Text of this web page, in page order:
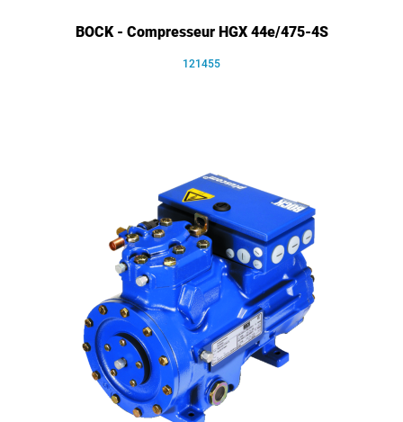
BOCK - Compresseur HGX 44e/475-4S
121455